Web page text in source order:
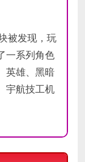
被发现，玩
一系列角色
英雄、黑暗
宇航技工机